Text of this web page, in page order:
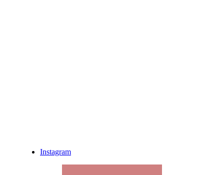
Instagram